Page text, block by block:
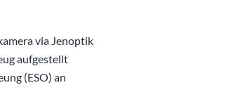
via Jenoptik
aufgestellt
(ESO) an